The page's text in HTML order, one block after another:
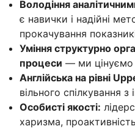
Володіння
є навички і надійні
прокачування
Уміння структурно
процеси — ми цінуємо
Англійська на рівні
вільного спілкування
Особисті якості:
харизма,